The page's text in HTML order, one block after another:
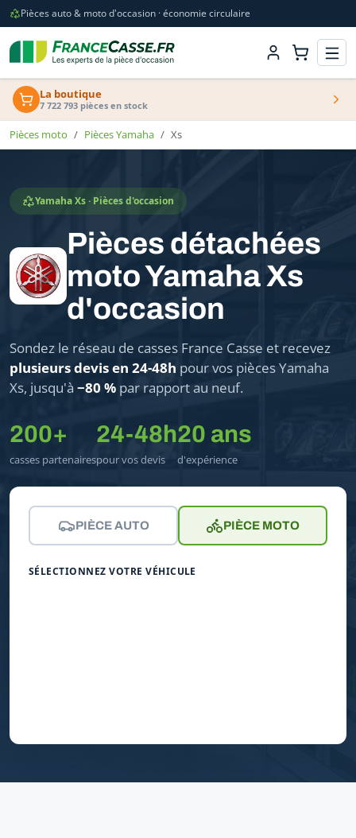
Pièces auto & moto d'occasion · économie circulaire
La boutique
7 722 793 pièces en stock
Pièces moto Pièces Yamaha Xs
Yamaha Xs · Pièces d'occasion
Pièces détachées
moto Yamaha Xs
d'occasion
Sondez le réseau de casses France Casse et recevez
plusieurs devis en 24-48h pour vos pièces Yamaha
Xs, jusqu'à −80 % par rapport au neuf.
200+
casses partenaires
24-48h
pour vos devis
20 ans
d'expérience
PIÈCE AUTO PIÈCE MOTO
SÉLECTIONNEZ VOTRE VÉHICULE